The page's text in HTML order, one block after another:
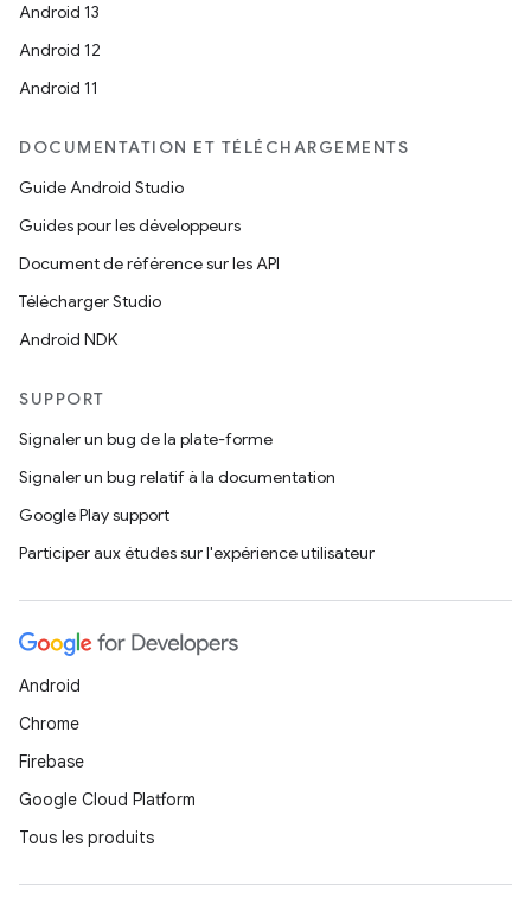
Android 13
Android 12
Android 11
DOCUMENTATION ET TÉLÉCHARGEMENTS
Guide Android Studio
Guides pour les développeurs
Document de référence sur les API
Télécharger Studio
Android NDK
SUPPORT
Signaler un bug de la plate-forme
Signaler un bug relatif à la documentation
Google Play support
Participer aux études sur l'expérience utilisateur
Android
Chrome
Firebase
Google Cloud Platform
Tous les produits